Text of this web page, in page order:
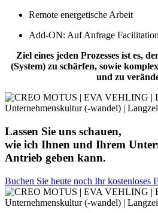
Remote energetische Arbeit
Add-ON: Auf Anfrage
Ziel eines jeden Prozesses ist es,
(System) zu schärfen, sowie
und zu
Lassen Sie uns schauen,
wie ich Ihnen und Ihrem
Antrieb geben kann.
Buchen Sie heute noch Ihr kostenloses